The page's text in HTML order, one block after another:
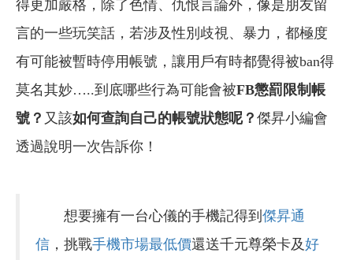
得更加嚴格，除了色情、仇恨言論外，像是朋友留
言的一些玩笑話，若涉及性別歧視、暴力，都極度
有可能被暫時停用帳號，讓用戶有時都覺得被ban得
莫名其妙…..到底哪些行為可能會被FB懲罰限制帳
號？ 又該如何查詢自己的帳號狀態呢？ 傑昇小編會
透過說明一次告訴你！
想要擁有一台心儀的手機記得到 傑昇通
信 ，挑戰手機市場最低價還送千元尊榮卡及好